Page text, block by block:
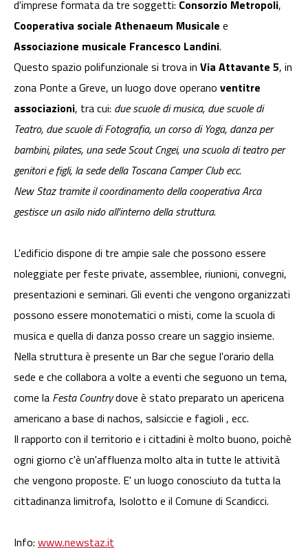
d'imprese formata da tre soggetti: Consorzio Metropoli,
Cooperativa sociale Athenaeum Musicale e
Associazione musicale Francesco Landini.
Questo spazio polifunzionale si trova in Via Attavante 5, in
zona Ponte a Greve, un luogo dove operano ventitre
associazioni, tra cui: due scuole di musica, due scuole di
Teatro, due scuole di Fotografia, un corso di Yoga, danza per
bambini, pilates, una sede Scout Cngei, una scuola di teatro per
genitori e figli, la sede della Toscana Camper Club ecc.
New Staz tramite il coordinamento della cooperativa Arca
gestisce un asilo nido all'interno della struttura.
L'edificio dispone di tre ampie sale che possono essere
noleggiate per feste private, assemblee, riunioni, convegni,
presentazioni e seminari. Gli eventi che vengono organizzati
possono essere monotematici o misti, come la scuola di
musica e quella di danza posso creare un saggio insieme.
Nella struttura è presente un Bar che segue l'orario della
sede e che collabora a volte a eventi che seguono un tema,
come la Festa Countrydove è stato preparato un apericena
americano a base di nachos, salsiccie e fagioli , ecc.
Il rapporto con il territorio e i cittadini è molto buono, poichè
ogni giorno c'è un'affluenza molto alta in tutte le attività
che vengono proposte. E' un luogo conosciuto da tutta la
cittadinanza limitrofa, Isolotto e il Comune di Scandicci.
Info: www.newstaz.it